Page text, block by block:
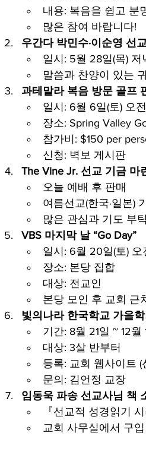
내용: 복음을 쉽고 분
많은 참여 바랍니다!
우간다 박민수·이순영 선
일시: 5월 28일(목) 저
말씀과 찬양이 있는
과테말라 복음 방문 골프
일시: 6월 6일(토) 오
장소: Spring Valley
참가비: $150 per
신청: 벽보 게시판
The Vine Jr. 선교 기금 마
오늘 예배 후 판매
여름선교(한국·일본)
많은 관심과 기도 부
VBS 마지막 날 “Go Day”
일시: 6월 20일(토) 오
장소: 본당 집합
대상: 전교인
본당 모인 후 교회 근
빛의나라 한국학교 가을
기간: 8월 21일 ~ 12월
대상: 3살 반부터
등록: 교회 웹사이트
문의: 김언정 교장
임동욱 파송 선교사님 책
『선교적 성경읽기
교회 사무실에서 구입